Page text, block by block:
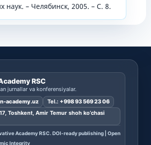
наук. – Челябинск, 2005. – С. 8.
RSC
jurnallar va konferensiyalar.
academy.uz Tel.: +998 93 569 23 06
Toshkent, Amir Temur shoh ko’chasi
Academy RSC. DOI-ready publishing | Open
Integrity